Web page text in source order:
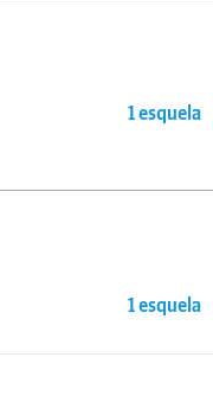
1 esquela
1 esquela